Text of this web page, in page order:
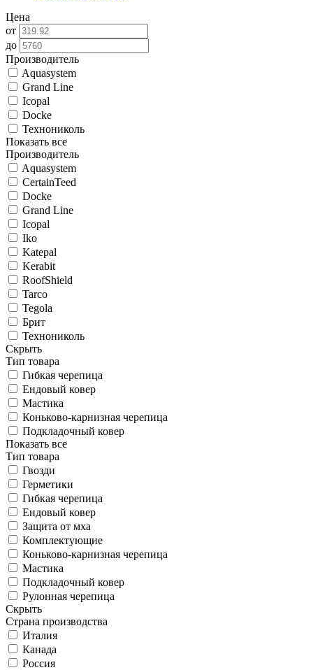
Цена
от
до
Производитель
Aquasystem
Grand Line
Icopal
Docke
Технониколь
Показать все
Производитель
Aquasystem
CertainTeed
Docke
Grand Line
Icopal
Iko
Katepal
Kerabit
RoofShield
Tarco
Tegola
Брит
Технониколь
Скрыть
Тип товара
Гибкая черепица
Ендовый ковер
Мастика
Коньково-карнизная черепица
Подкладочный ковер
Показать все
Тип товара
Гвозди
Герметики
Гибкая черепица
Ендовый ковер
Защита от мха
Комплектующие
Коньково-карнизная черепица
Мастика
Подкладочный ковер
Рулонная черепица
Скрыть
Страна производства
Италия
Канада
Россия